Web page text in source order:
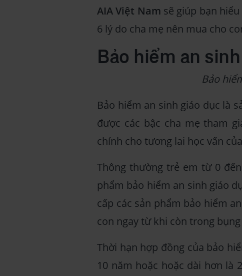
AIA Việt Nam sẽ giúp bạn
6 lý do cha mẹ nên mua cho
Bảo hiểm an
Bảo
Bảo hiểm an sinh giáo dục là
được các bậc cha mẹ tham
chính cho tương lai học vấn
Thông thường trẻ em từ 0
phẩm bảo hiểm an sinh giáo
cấp các sản phẩm bảo hiểm
con ngay từ khi còn trong
Thời hạn hợp đồng của bảo
10 năm hoặc hoặc dài hơn là